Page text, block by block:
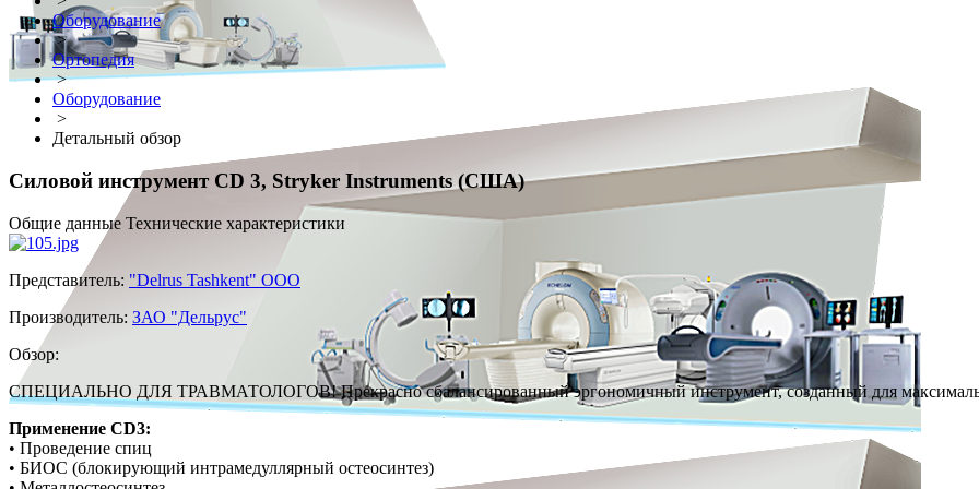
Оборудование
>
Ортопедия
>
Оборудование
>
Детальный обзор
Силовой инструмент CD 3, Stryker Instruments (США)
Общие данные Технические характеристики
Представитель: "Delrus Tashkent" OOO
Производитель: ЗАО "Дельрус"
Обзор:
СПЕЦИАЛЬНО ДЛЯ ТРАВМАТОЛОГОВ! Прекрасно сбалансированный эргономичный инструмент, созданный для
Применение CD3:
• Проведение спиц
• БИОС (блокирующий интрамедуллярный остеосинтез)